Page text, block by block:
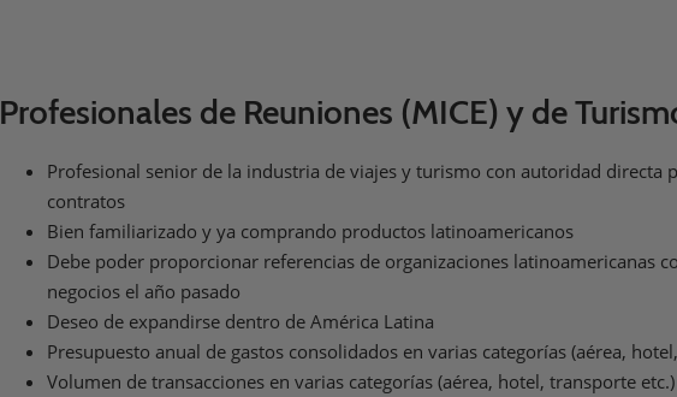
Profesionales de Reuniones (MICE) y de
Profesional senior de la industria de viajes y turismo con autoridad directa
contratos
Bien familiarizado y ya comprando productos latinoamericanos
Debe poder proporcionar referencias de organizaciones latinoamericanas
negocios el año pasado
Deseo de expandirse dentro de América Latina
Presupuesto anual de gastos consolidados en varias categorías (aérea,
Volumen de transacciones en varias categorías (aérea, hotel, transporte etc.)